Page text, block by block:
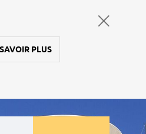
PLUS